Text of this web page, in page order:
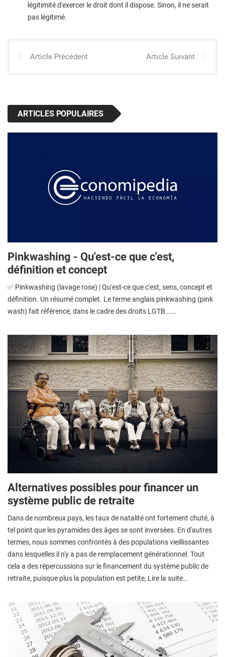
légitimité d'exercer le droit dont il dispose. Sinon, il ne serait
pas légitimé.
Article Précédent Article Suivant
ARTICLES POPULAIRES
Pinkwashing - Qu'est-ce que c'est,
définition et concept
✅ Pinkwashing (lavage rose) | Qu'est-ce que c'est, sens, concept et
définition. Un résumé complet. Le terme anglais pinkwashing (pink
wash) fait référence, dans le cadre des droits LGTB...…
Alternatives possibles pour financer un
système public de retraite
Dans de nombreux pays, les taux de natalité ont fortement chuté, à
tel point que les pyramides des âges se sont inversées. En d'autres
termes, nous sommes confrontés à des populations vieillissantes
dans lesquelles il n'y a pas de remplacement générationnel. Tout
cela a des répercussions sur le financement du système public de
retraite, puisque plus la population est petite, Lire la suite…